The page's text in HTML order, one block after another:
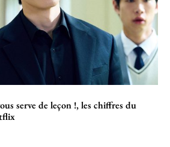
serve de leçon !, les chiffres du